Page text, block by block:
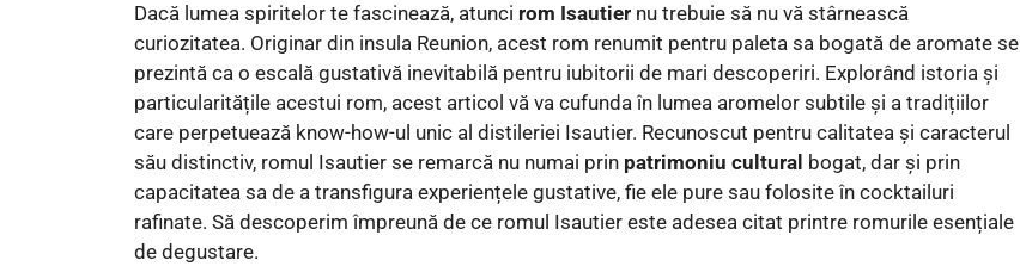
Dacă lumea spiritelor te fascinează, atunci rom Isautier nu trebuie să nu vă stârnească
curiozitatea. Originar din insula Reunion, acest rom renumit pentru paleta sa bogată de aromate se
prezintă ca o escală gustativă inevitabilă pentru iubitorii de mari descoperiri. Explorând istoria și
particularitățile acestui rom, acest articol vă va cufunda în lumea aromelor subtile și a tradițiilor
care perpetuează know-how-ul unic al distileriei Isautier. Recunoscut pentru calitatea și caracterul
său distinctiv, romul Isautier se remarcă nu numai prin patrimoniu cultural bogat, dar și prin
capacitatea sa de a transfigura experiențele gustative, fie ele pure sau folosite în cocktailuri
rafinate. Să descoperim împreună de ce romul Isautier este adesea citat printre romurile esențiale
de degustare.